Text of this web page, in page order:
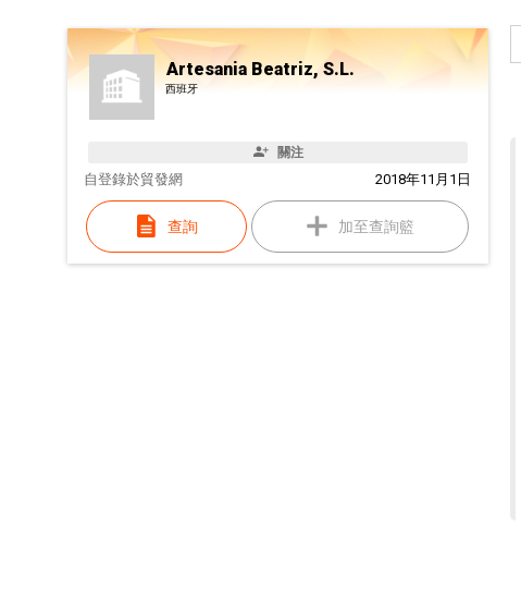
Artesania Beatriz, S.L.
西班牙
關注
自 2018年11月1日
登錄於貿發網
查詢 加至查詢籃